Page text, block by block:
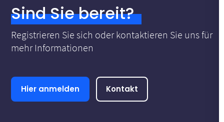
Sind Sie bereit?
Registrieren Sie sich oder kontaktieren Sie uns für
mehr Informationen
Hier anmelden Kontakt